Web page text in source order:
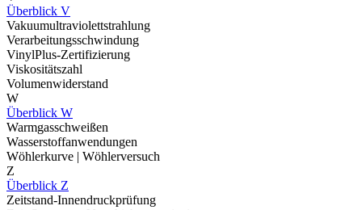
Überblick V
Vakuumultraviolettstrahlung
Verarbeitungsschwindung
VinylPlus-Zertifizierung
Viskositätszahl
Volumenwiderstand
W
Überblick W
Warmgasschweißen
Wasserstoffanwendungen
Wöhlerkurve | Wöhlerversuch
Z
Überblick Z
Zeitstand-Innendruckprüfung